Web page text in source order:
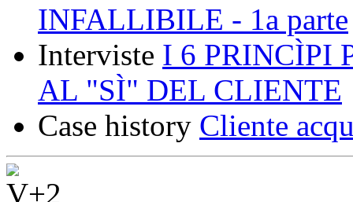
INFALLIBILE - 1a parte
Interviste I 6 PRINCÌPI
AL "SÌ" DEL CLIENTE
Case history Cliente